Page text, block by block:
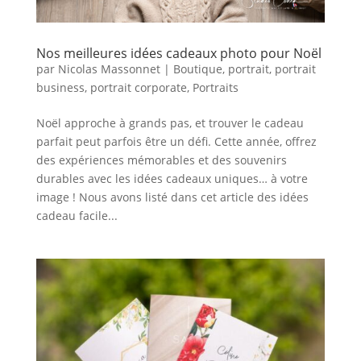
Nos meilleures idées cadeaux photo pour Noël
par Nicolas Massonnet| Boutique, portrait, portrait
business, portrait corporate, Portraits
Noël approche à grands pas, et trouver le cadeau
parfait peut parfois être un défi. Cette année, offrez
des expériences mémorables et des souvenirs
durables avec les idées cadeaux uniques… à votre
image ! Nous avons listé dans cet article des idées
cadeau facile...